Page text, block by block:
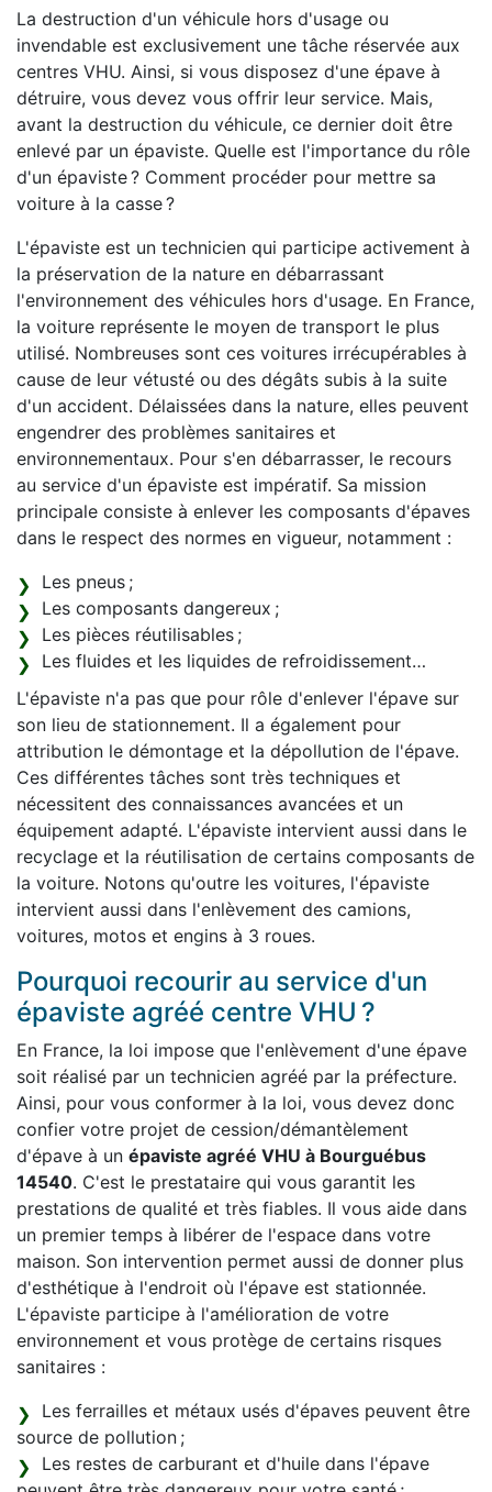
La destruction d'un véhicule hors d'usage ou
invendable est exclusivement une tâche réservée aux
centres VHU. Ainsi, si vous disposez d'une épave à
détruire, vous devez vous offrir leur service. Mais,
avant la destruction du véhicule, ce dernier doit être
enlevé par un épaviste. Quelle est l'importance du rôle
d'un épaviste ? Comment procéder pour mettre sa
voiture à la casse ?
L'épaviste est un technicien qui participe activement à
la préservation de la nature en débarrassant
l'environnement des véhicules hors d'usage. En France,
la voiture représente le moyen de transport le plus
utilisé. Nombreuses sont ces voitures irrécupérables à
cause de leur vétusté ou des dégâts subis à la suite
d'un accident. Délaissées dans la nature, elles peuvent
engendrer des problèmes sanitaires et
environnementaux. Pour s'en débarrasser, le recours
au service d'un épaviste est impératif. Sa mission
principale consiste à enlever les composants d'épaves
dans le respect des normes en vigueur, notamment :
Les pneus ;
Les composants dangereux ;
Les pièces réutilisables ;
Les fluides et les liquides de refroidissement…
L'épaviste n'a pas que pour rôle d'enlever l'épave sur
son lieu de stationnement. Il a également pour
attribution le démontage et la dépollution de l'épave.
Ces différentes tâches sont très techniques et
nécessitent des connaissances avancées et un
équipement adapté. L'épaviste intervient aussi dans le
recyclage et la réutilisation de certains composants de
la voiture. Notons qu'outre les voitures, l'épaviste
intervient aussi dans l'enlèvement des camions,
voitures, motos et engins à 3 roues.
Pourquoi recourir au service d'un
épaviste agréé centre VHU ?
En France, la loi impose que l'enlèvement d'une épave
soit réalisé par un technicien agréé par la préfecture.
Ainsi, pour vous conformer à la loi, vous devez donc
confier votre projet de cession/démantèlement
d'épave à un épaviste agréé VHU à Bourguébus
14540. C'est le prestataire qui vous garantit les
prestations de qualité et très fiables. Il vous aide dans
un premier temps à libérer de l'espace dans votre
maison. Son intervention permet aussi de donner plus
d'esthétique à l'endroit où l'épave est stationnée.
L'épaviste participe à l'amélioration de votre
environnement et vous protège de certains risques
sanitaires :
Les ferrailles et métaux usés d'épaves peuvent être
source de pollution ;
Les restes de carburant et d'huile dans l'épave